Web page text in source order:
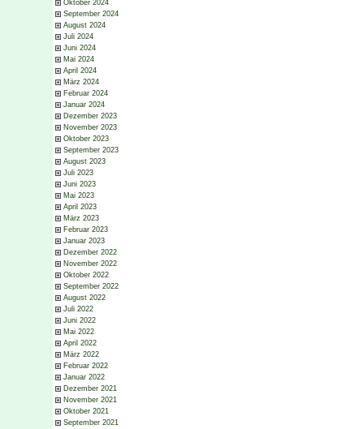
Oktober 2024
September 2024
August 2024
Juli 2024
Juni 2024
Mai 2024
April 2024
März 2024
Februar 2024
Januar 2024
Dezember 2023
November 2023
Oktober 2023
September 2023
August 2023
Juli 2023
Juni 2023
Mai 2023
April 2023
März 2023
Februar 2023
Januar 2023
Dezember 2022
November 2022
Oktober 2022
September 2022
August 2022
Juli 2022
Juni 2022
Mai 2022
April 2022
März 2022
Februar 2022
Januar 2022
Dezember 2021
November 2021
Oktober 2021
September 2021